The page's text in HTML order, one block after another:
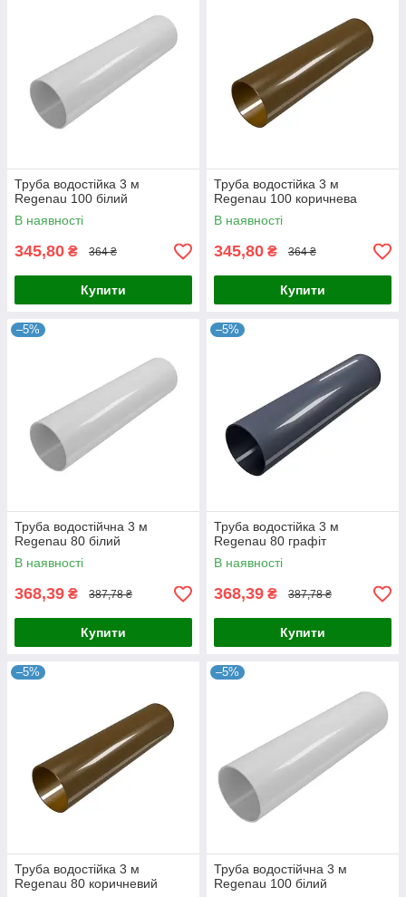
Труба водостійка 3 м
Regenau 100 білий
В наявності
345,80 ₴ 364 ₴
Купити
Труба водостійка 3 м
Regenau 100 коричнева
В наявності
345,80 ₴ 364 ₴
Купити
–5%
Труба водостійчна 3 м
Regenau 80 білий
В наявності
368,39 ₴ 387,78 ₴
Купити
–5%
Труба водостійка 3 м
Regenau 80 графіт
В наявності
368,39 ₴ 387,78 ₴
Купити
–5%
Труба водостійка 3 м
Regenau 80 коричневий
–5%
Труба водостійчна 3 м
Regenau 100 білий